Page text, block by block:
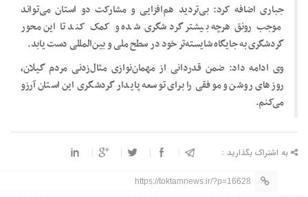
جباری اضافه کرد: بی‌تردید هم‌افزایی و مشارکت دو استان می‌تواند
موجب رونق هرچه بیشتر گردشگری شده و کمک کند تا این محور
گردشگری به جایگاه شایسته‌تر خود در سطح ملی و بین‌المللی دست یابد.
وی ادامه داد: ضمن قدردانی از مهمان‌نوازی مثال‌زدنی مردم گیلان،
روز‌های روشن و موفقی را برای توسعه پایدار گردشگری این استان آرزو
می‌کنم.
به اشتراک بگذارید :
https://toktamnews.ir/?p=16628